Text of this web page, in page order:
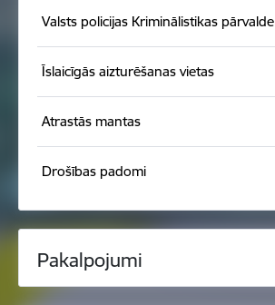
Valsts policijas Kriminālistikas pārvalde
Īslaicīgās aizturēšanas vietas
Atrastās mantas
Drošības padomi
Pakalpojumi